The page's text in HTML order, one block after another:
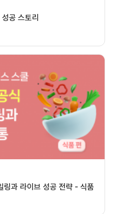
공 스토리
링과 라이브 성공 전략 - 식품